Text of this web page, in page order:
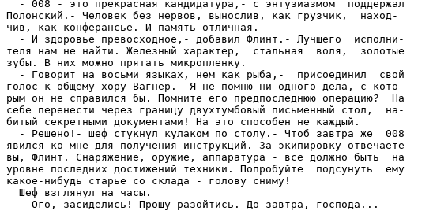
  - 008 - это прекрасная кандидатура,- с энтузиазмом  поддержал
Полонский.- Человек без нервов, вынослив, как грузчик,  наход-
чив, как конферансье. И память отличная.
  - И здоровье превосходное,- добавил Флинт.- Лучшего  исполни-
теля нам не найти. Железный характер,  стальная  воля,  золотые
зубы. В них можно прятать микропленку.
  - Говорит на восьми языках, нем как рыба,-  присоединил  свой
голос к общему хору Вагнер.- Я не помню ни одного дела, с кото-
рым он не справился бы. Помните его предпоследнюю операцию?  На
себе перенести через границу двухтумбовый письменный стол,  на-
битый секретными документами! На это способен не каждый.
  - Решено!- шеф стукнул кулаком по столу.- Чтоб завтра же  008
явился ко мне для получения инструкций. За экипировку отвечаете
вы, Флинт. Снаряжение, оружие, аппаратура - все должно быть  на
уровне последних достижений техники. Попробуйте  подсунуть  ему
какое-нибудь старье со склада - голову сниму!
  Шеф взглянул на часы.
  - Ого, засиделись! Прошу разойтись. До завтра, господа...